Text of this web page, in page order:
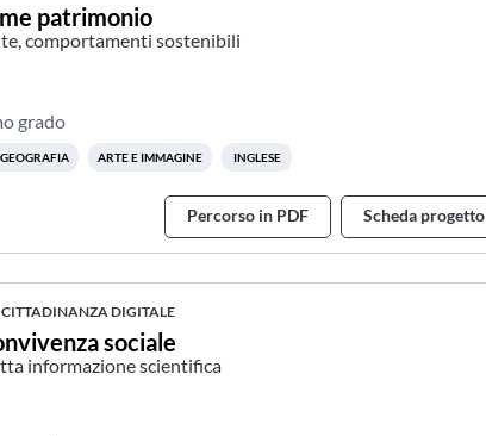
patrimonio
comportamenti sostenibili
grado
ARTE E IMMAGINE INGLESE
Percorso in PDF Scheda progetto
CITTADINANZA DIGITALE
sociale
informazione scientifica